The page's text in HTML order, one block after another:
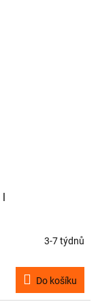
3-7 týdnů
Do košíku